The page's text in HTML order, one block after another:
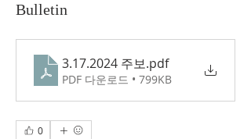
Bulletin
3.17.2024 주보.pdf
PDF 다운로드 • 799KB
0